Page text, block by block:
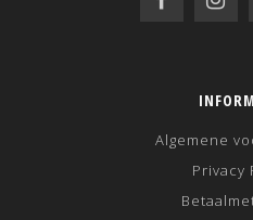
Algemene
Privacy